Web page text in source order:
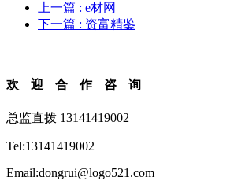
上一篇 : e材网
下一篇 : 资富精鉴
欢迎合作咨询
总监直拨 13141419002
Tel:13141419002
Email:dongrui@logo521.com